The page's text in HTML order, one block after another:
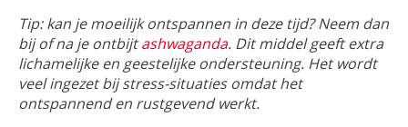
Tip: kan je moeilijk ontspannen in deze tijd? Neem dan
bij of na je ontbijtashwaganda. Dit middel geeft extra
lichamelijke en geestelijke ondersteuning. Het wordt
veel ingezet bij stress-situaties omdat het
ontspannend en rustgevend werkt.